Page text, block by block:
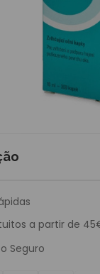
a partir de
Seguro